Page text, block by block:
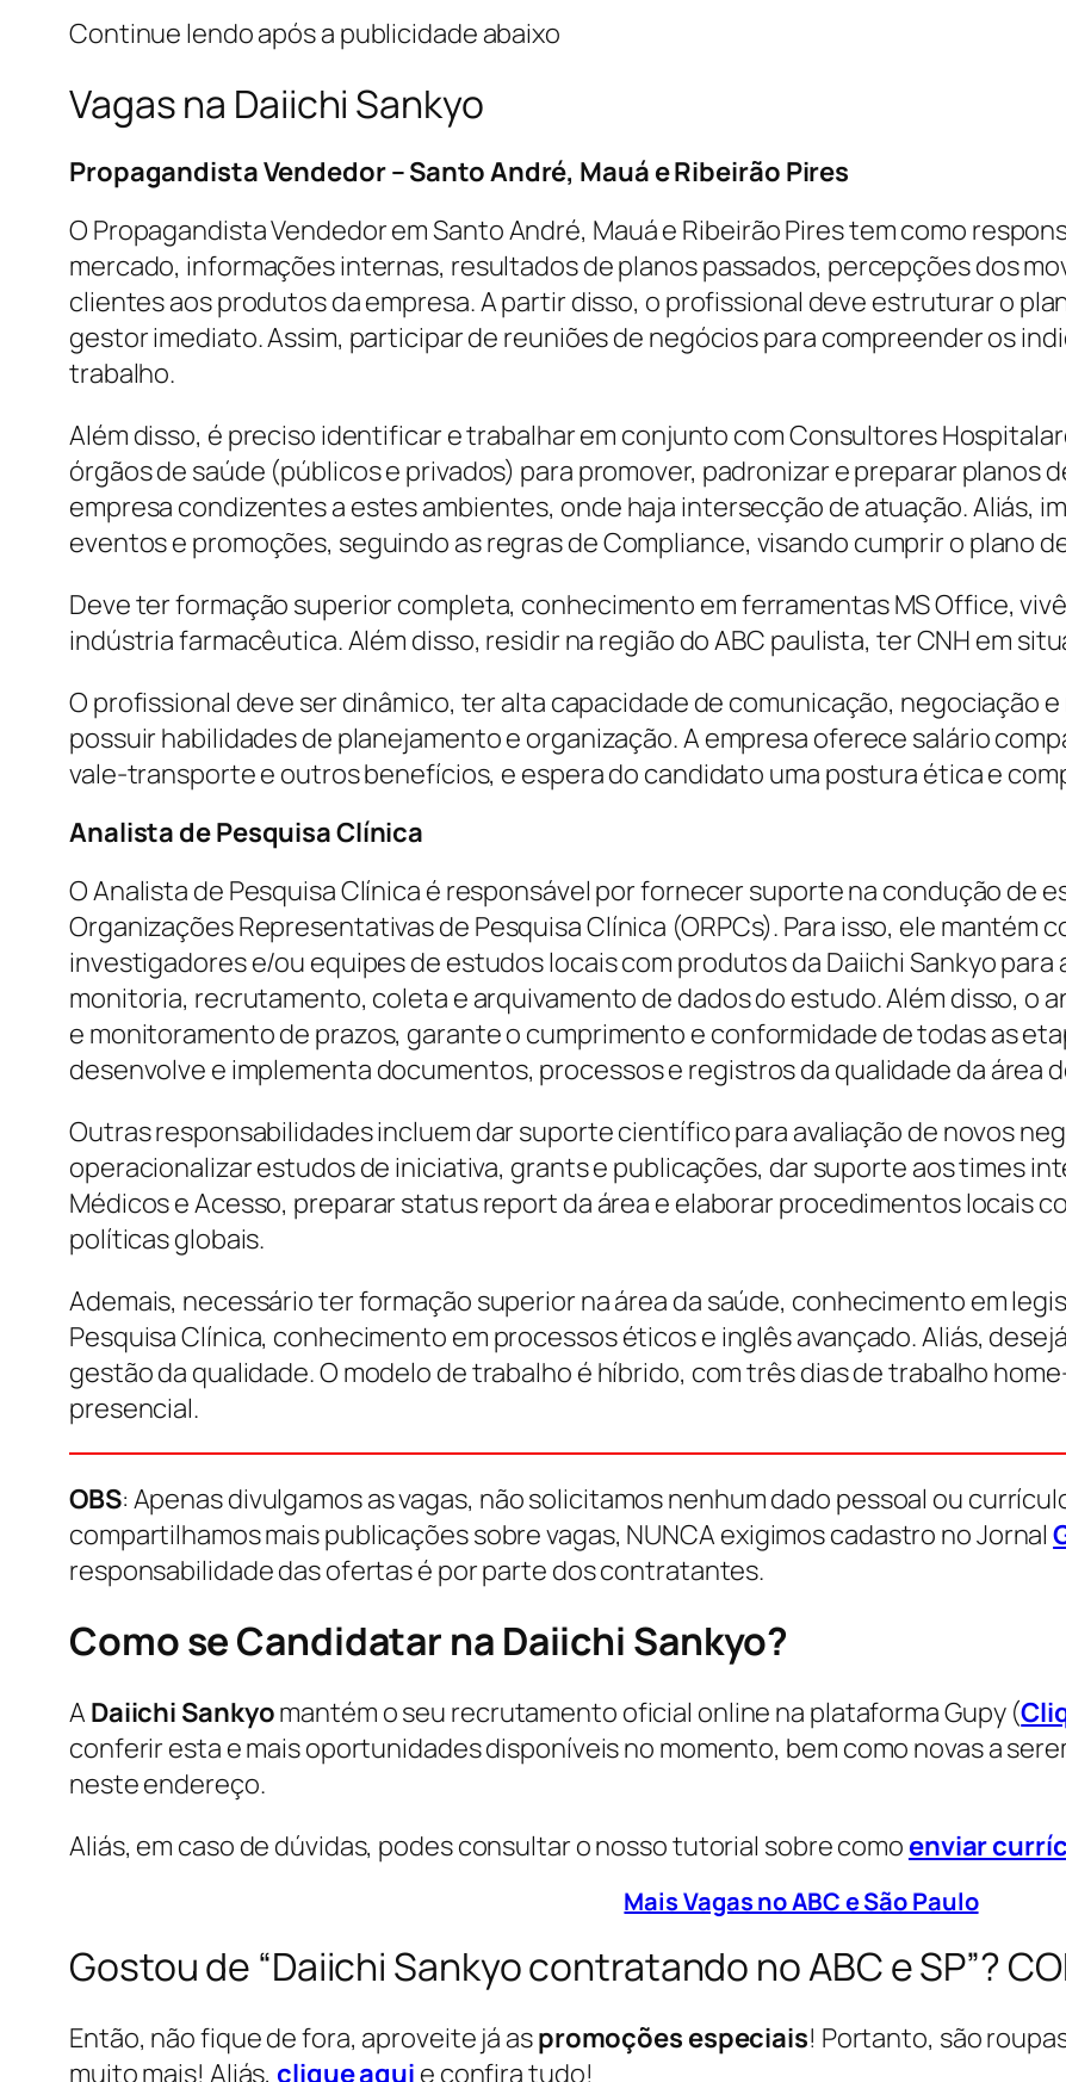
Continue lendo após a publicidade abaixo
Vagas na Daiichi Sankyo
Propagandista Vendedor – Santo André, Mauá e Ribeirão Pires
O Propagandista Vendedor em Santo André, Mauá e Ribeirão Pires tem como
mercado, informações internas, resultados de planos passados, percepções dos
clientes aos produtos da empresa. A partir disso, o profissional deve estruturar o
gestor imediato. Assim, participar de reuniões de negócios para compreender os
trabalho.
Além disso, é preciso identificar e trabalhar em conjunto com Consultores
órgãos de saúde (públicos e privados) para promover, padronizar e preparar planos
empresa condizentes a estes ambientes, onde haja intersecção de atuação. Aliás,
eventos e promoções, seguindo as regras de Compliance, visando cumprir o plano
Deve ter formação superior completa, conhecimento em ferramentas MS Office,
indústria farmacêutica. Além disso, residir na região do ABC paulista, ter CNH em
O profissional deve ser dinâmico, ter alta capacidade de comunicação, negociação
possuir habilidades de planejamento e organização. A empresa oferece salário
vale-transporte e outros benefícios, e espera do candidato uma postura ética e
Analista de Pesquisa Clínica
O Analista de Pesquisa Clínica é responsável por fornecer suporte na condução de
Organizações Representativas de Pesquisa Clínica (ORPCs). Para isso, ele mantém
investigadores e/ou equipes de estudos locais com produtos da Daiichi Sankyo
monitoria, recrutamento, coleta e arquivamento de dados do estudo. Além disso, o
e monitoramento de prazos, garante o cumprimento e conformidade de todas as
desenvolve e implementa documentos, processos e registros da qualidade da área
Outras responsabilidades incluem dar suporte científico para avaliação de novos
operacionalizar estudos de iniciativa, grants e publicações, dar suporte aos times
Médicos e Acesso, preparar status report da área e elaborar procedimentos locais
políticas globais.
Ademais, necessário ter formação superior na área da saúde, conhecimento em
Pesquisa Clínica, conhecimento em processos éticos e inglês avançado. Aliás,
gestão da qualidade. O modelo de trabalho é híbrido, com três dias de trabalho
presencial.
OBS: Apenas divulgamos as vagas, não solicitamos nenhum dado pessoal ou
compartilhamos mais publicações sobre vagas, NUNCA exigimos cadastro no Jornal
responsabilidade das ofertas é por parte dos contratantes.
Como se Candidatar na Daiichi Sankyo?
A Daiichi Sankyomantém o seu recrutamento oficial online na plataforma Gupy (
conferir esta e mais oportunidades disponíveis no momento, bem como novas a
neste endereço.
Aliás, em caso de dúvidas, podes consultar o nosso tutorial sobre como enviar
Mais Vagas no ABC e São Paulo
Gostou de “Daiichi Sankyo contratando no ABC e SP”?
Então, não fique de fora, aproveite já aspromoções especiais! Portanto, são
muito mais! Aliás, clique aqui e confira tudo!